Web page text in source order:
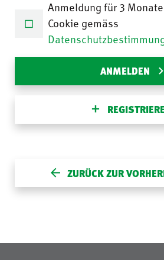
Anmeldung für 3
Cookie gemäss
ANMELDEN
ZURÜCK ZUR